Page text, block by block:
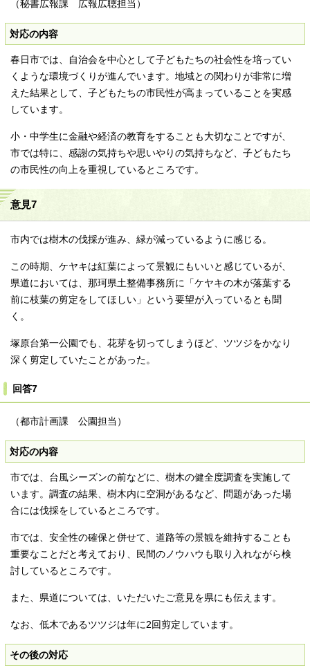
（秘書広報課 広報広聴担当）
対応の内容
春日市では、自治会を中心として子どもたちの社会性を培ってい
くような環境づくりが進んでいます。地域との関わりが非常に増
えた結果として、子どもたちの市民性が高まっていることを実感
しています。
小・中学生に金融や経済の教育をすることも大切なことですが、
市では特に、感謝の気持ちや思いやりの気持ちなど、子どもたち
の市民性の向上を重視しているところです。
意見7
市内では樹木の伐採が進み、緑が減っているように感じる。
この時期、ケヤキは紅葉によって景観にもいいと感じているが、
県道においては、那珂県土整備事務所に「ケヤキの木が落葉する
前に枝葉の剪定をしてほしい」という要望が入っているとも聞
く。
塚原台第一公園でも、花芽を切ってしまうほど、ツツジをかなり
深く剪定していたことがあった。
回答7
（都市計画課 公園担当）
対応の内容
市では、台風シーズンの前などに、樹木の健全度調査を実施して
います。調査の結果、樹木内に空洞があるなど、問題があった場
合には伐採をしているところです。
市では、安全性の確保と併せて、道路等の景観を維持することも
重要なことだと考えており、民間のノウハウも取り入れながら検
討しているところです。
また、県道については、いただいたご意見を県にも伝えます。
なお、低木であるツツジは年に2回剪定しています。
その後の対応